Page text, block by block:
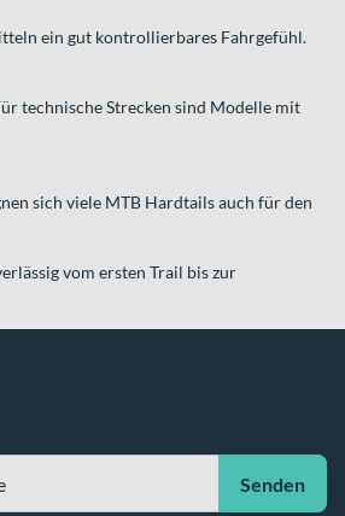
ein gut kontrollierbares Fahrgefühl.
technische Strecken sind Modelle mit
sich viele MTB Hardtails auch für den
vom ersten Trail bis zur
Senden